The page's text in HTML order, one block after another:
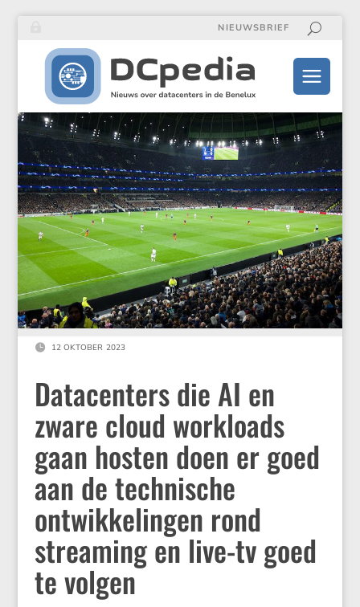
NIEUWSBRIEF
 12 OKTOBER 2023
Datacenters die AI en
zware cloud workloads
gaan hosten doen er goed
aan de technische
ontwikkelingen rond
streaming en live-tv goed
te volgen